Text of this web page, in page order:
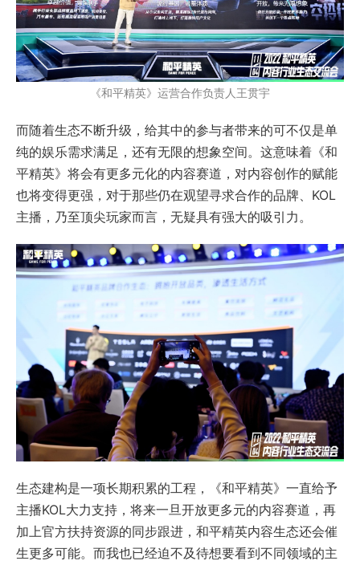
《和平精英》运营合作负责人王贯宇
而随着生态不断升级，给其中的参与者带来的可不仅是单
纯的娱乐需求满足，还有无限的想象空间。这意味着《和
平精英》将会有更多元化的内容赛道，对内容创作的赋能
也将变得更强，对于那些仍在观望寻求合作的品牌、KOL
主播，乃至顶尖玩家而言，无疑具有强大的吸引力。
生态建构是一项长期积累的工程，《和平精英》一直给予
主播KOL大力支持，将来一旦开放更多元的内容赛道，再
加上官方扶持资源的同步跟进，和平精英内容生态还会催
生更多可能。而我也已经迫不及待想要看到不同领域的主